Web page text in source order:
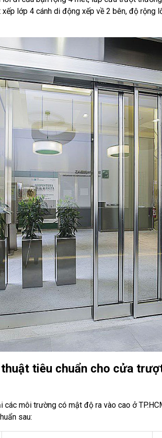
lớp 4 cánh di động xếp về 2 bên, độ
tiêu chuẩn cho cửa
các môi trường có mật độ ra vào cao ở
sau: